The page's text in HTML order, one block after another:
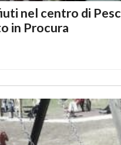
nel centro di
in Procura